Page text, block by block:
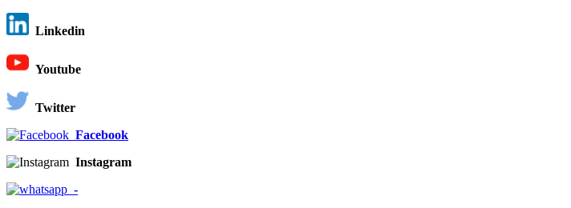
Linkedin
Youtube
Twitter
Facebook
Instagram
-